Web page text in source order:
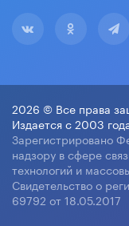
2026 © Все права
Издается с 2003
Зарегистрировано
надзору в сфере
технологий и
Свидетельство о
69792 от 18.05.2017